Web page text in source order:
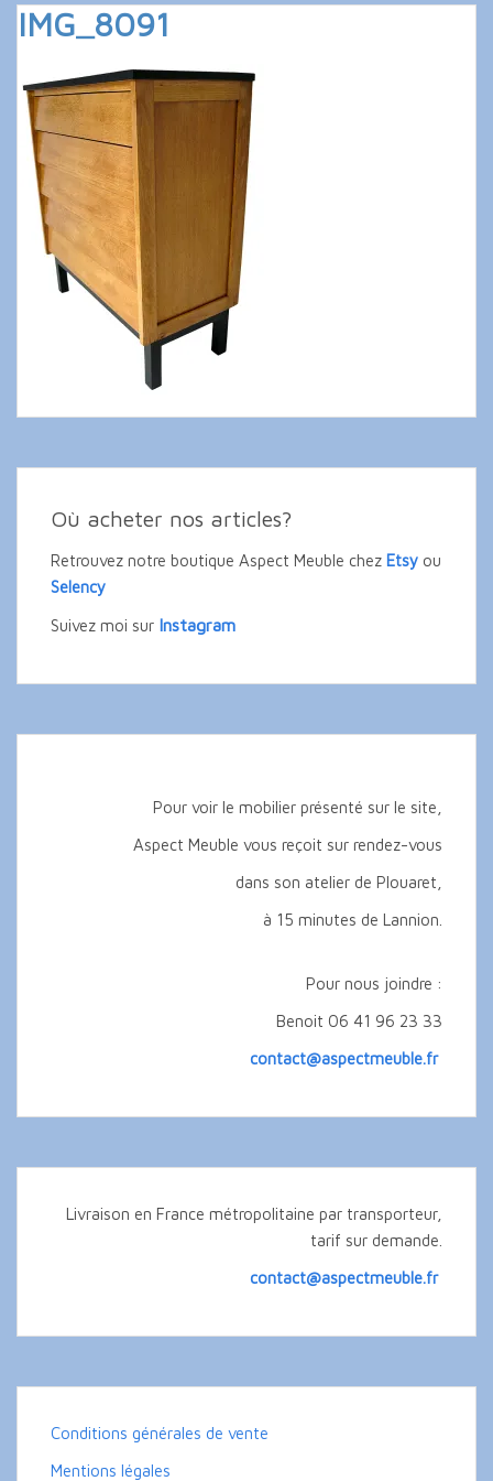
IMG_8091
Où acheter nos articles?
Retrouvez notre boutique Aspect Meuble chez Etsy ou
Selency
Suivez moi sur Instagram
Pour voir le mobilier présenté sur le site,
Aspect Meuble vous reçoit sur rendez-vous
dans son atelier de Plouaret,
à 15 minutes de Lannion.
Pour nous joindre :
Benoit 06 41 96 23 33
contact@aspectmeuble.fr
Livraison en France métropolitaine par transporteur,
tarif sur demande.
contact@aspectmeuble.fr
Conditions générales de vente
Mentions légales